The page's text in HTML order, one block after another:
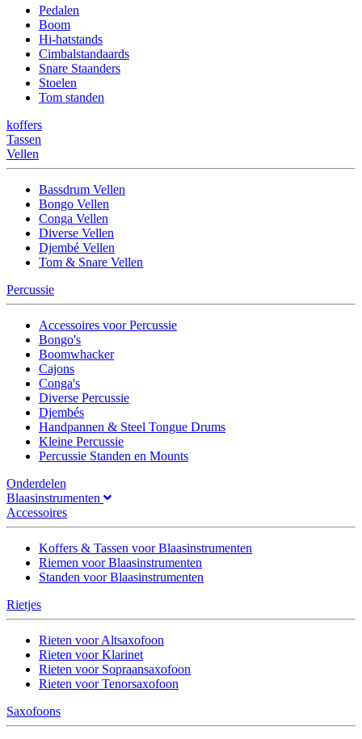
Pedalen
Boom
Hi-hatstands
Cimbalstandaards
Snare Staanders
Stoelen
Tom standen
koffers
Tassen
Vellen
Bassdrum Vellen
Bongo Vellen
Conga Vellen
Diverse Vellen
Djembé Vellen
Tom & Snare Vellen
Percussie
Accessoires voor Percussie
Bongo's
Boomwhacker
Cajons
Conga's
Diverse Percussie
Djembés
Handpannen & Steel Tongue Drums
Kleine Percussie
Percussie Standen en Mounts
Onderdelen
Blaasinstrumenten
Accessoires
Koffers & Tassen voor Blaasinstrumenten
Riemen voor Blaasinstrumenten
Standen voor Blaasinstrumenten
Rietjes
Rieten voor Altsaxofoon
Rieten voor Klarinet
Rieten voor Sopraansaxofoon
Rieten voor Tenorsaxofoon
Saxofoons